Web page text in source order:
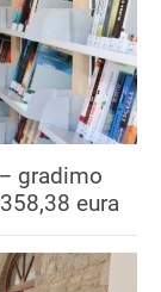
gradimo
eura